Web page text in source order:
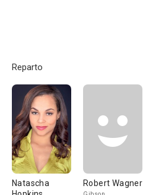
Reparto
Natascha
Robert Wagner